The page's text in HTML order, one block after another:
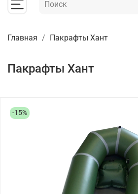
Главная Пакрафты Хант
Пакрафты Хант
-15%